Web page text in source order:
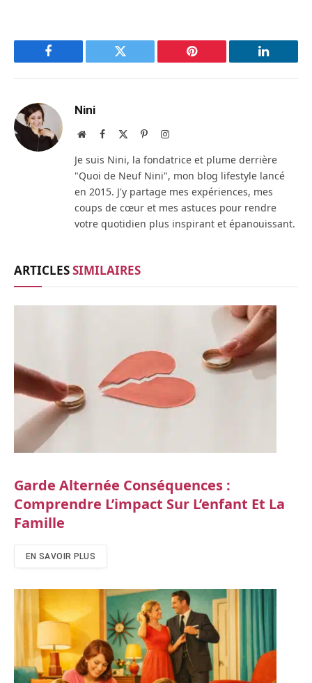
Facebook Twitter Pinterest LinkedIn
Nini
Site Facebook PinterestInstagram
Je suis Nini, la fondatrice et plume derrière
"Quoi de Neuf Nini", mon blog lifestyle lancé
en 2015. J'y partage mes expériences, mes
coups de cœur et mes astuces pour rendre
votre quotidien plus inspirant et épanouissant.
ARTICLESSIMILAIRES
Garde Alternée Conséquences :
Comprendre L’impact Sur L’enfant Et La
Famille
EN SAVOIR PLUS